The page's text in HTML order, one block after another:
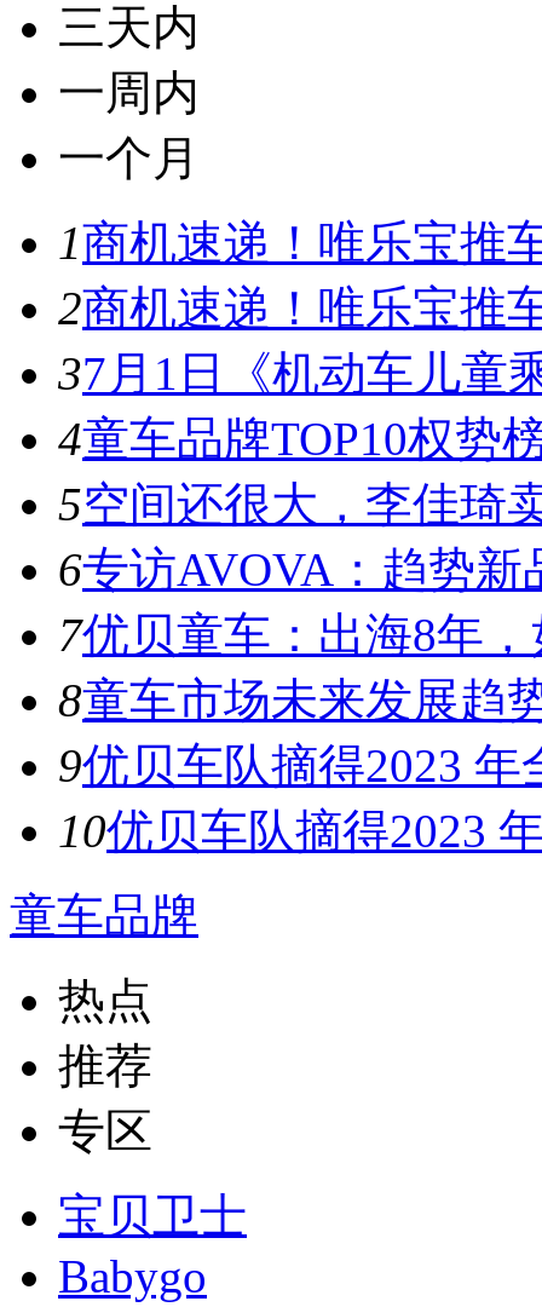
三天内
一周内
一个月
1商机速递！唯乐宝推
2商机速递！唯乐宝推
37月1日《机动车儿童
4童车品牌TOP10权势
5空间还很大，李佳琦
6专访AVOVA：趋势
7优贝童车：出海8年
8童车市场未来发展趋
9优贝车队摘得2023
10优贝车队摘得2023
童车品牌
热点
推荐
专区
宝贝卫士
Babygo